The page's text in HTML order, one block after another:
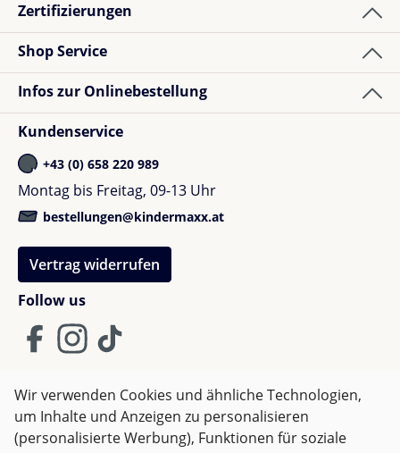
Zertifizierungen
Follow us
Shop Service
Infos zur Onlinebestellung
Kundenservice
+43 (0) 658 220 989
Montag bis Freitag, 09-13 Uhr
bestellungen@kindermaxx.at
Vertrag widerrufen
AGB Impressum
Datenschutz
Wir verwenden Cookies und ähnliche Technologien,
um Inhalte und Anzeigen zu personalisieren
(personalisierte Werbung), Funktionen für soziale